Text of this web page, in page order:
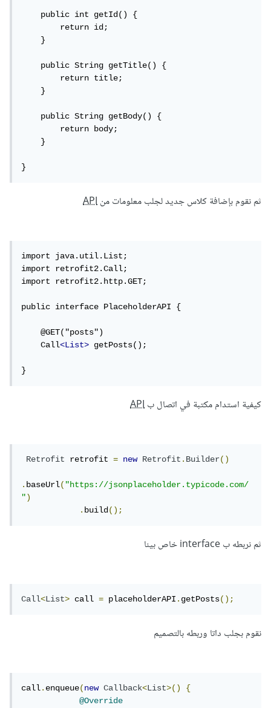
    public int getId() {
        return id;
    }
    public String getTitle() {
        return title;
    }
    public String getBody() {
        return body;
    }
}
ثم نقوم بإضافة كلاس جديد لجلب معلومات منAPI
import java.util.List;
import retrofit2.Call;
import retrofit2.http.GET;
public interface PlaceholderAPI {
    @GET("posts")
    Call
<List> getPosts();
}
كيفية استدام مكتبة في اتصال بAPI
Retrofit retrofit = new Retrofit.Builder()
.baseUrl("https://jsonplaceholder.typicode.com/
")
.build();
ثم نربطه ب interface خاص بينا
Call<List> call = placeholderAPI.getPosts();
نقوم بجلب داتا وربطه بالتصميم
call.enqueue(new Callback<List>()
{
@Override